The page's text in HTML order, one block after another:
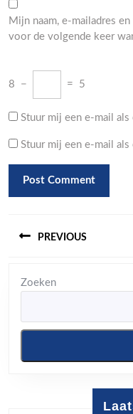
Mijn naam, e-mailadres
voor de volgende keer
8 − = 5
Stuur mij een e-mail
Stuur mij een e-mail
PREVIOUS
post:
Zoeken